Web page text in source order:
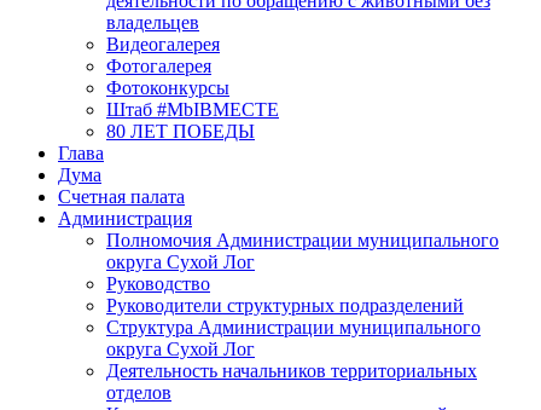
владельцев
Видеогалерея
Фотогалерея
Фотоконкурсы
Штаб #MbIBMECTE
80 ЛЕТ ПОБЕДЫ
Глава
Дума
Счетная палата
Администрация
Полномочия Администрации муниципального
округа Сухой Лог
Руководство
Руководители структурных подразделений
Структура Администрации муниципального
округа Сухой Лог
Деятельность начальников территориальных
отделов